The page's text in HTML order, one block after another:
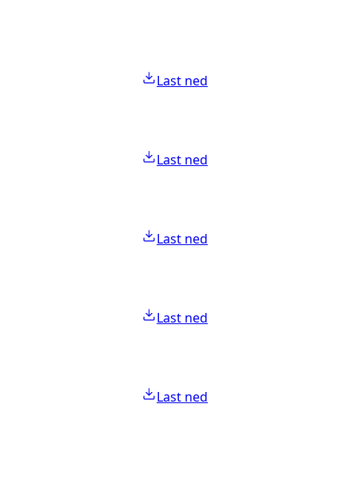
Last ned
Last ned
Last ned
Last ned
Last ned